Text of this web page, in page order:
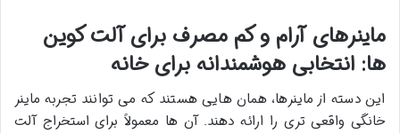
ماینرهای آرام و کم مصرف برای آلت کوین
ها: انتخابی هوشمندانه برای خانه
این دسته از ماینرها، همان هایی هستند که می توانند تجربه ماینر
خانگی واقعی تری را ارائه دهند. آن ها معمولاً برای استخراج آلت